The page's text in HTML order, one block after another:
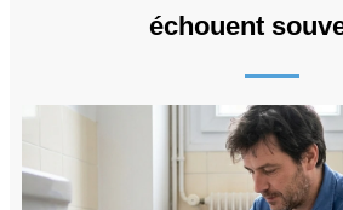
échouent